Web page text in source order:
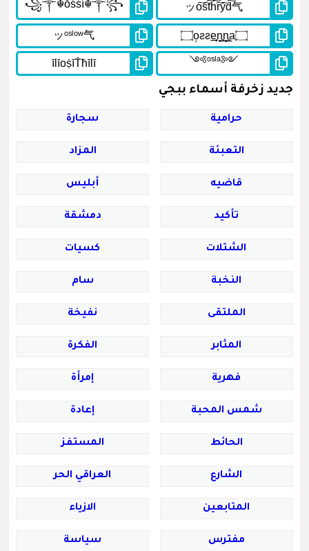
جديد زخرفة أسماء ببجي
حرامية سجارة
التعبئة المزاد
قاضيه أبليس
تأكيد دمشقة
الشتلات كسيات
النخبة سام
الملتقى نفيخة
المثابر الفكرة
فهرية إمرأة
شمس المحبة إعادة
الحائط المستفز
الشارع العراقي الحر
المتابعين الازياء
مفترس سياسة